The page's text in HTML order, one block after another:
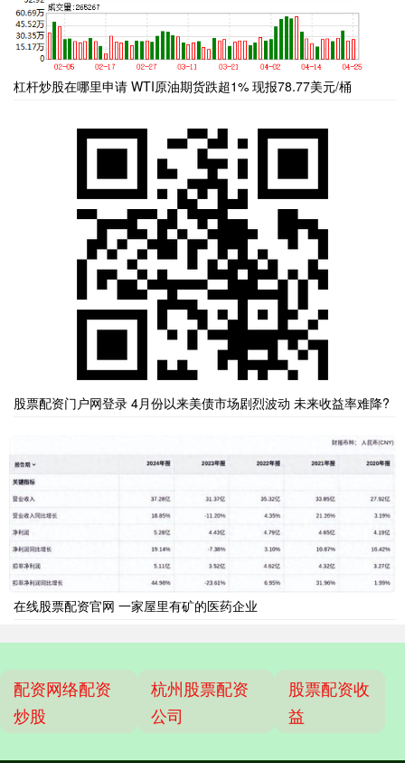
杠杆炒股在哪里申请 WTI原油期货跌超1% 现报78.77美元/桶
股票配资门户网登录 4月份以来美债市场剧烈波动 未来收益率难降?
在线股票配资官网 一家屋里有矿的医药企业
配资网络配资
炒股
杭州股票配资
公司
股票配资收
益